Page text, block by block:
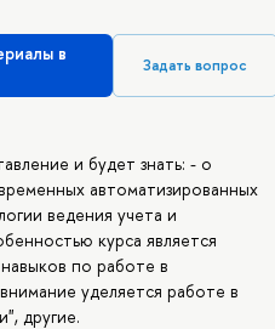
в
Задать вопрос
и будет знать: - о
автоматизированных
ведения учета и
курса является
по работе в
уделяется работе в
другие.